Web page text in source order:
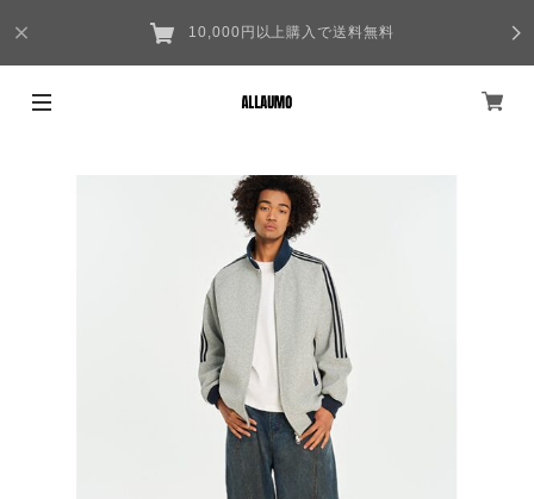
10,000円以上購入で送料無料